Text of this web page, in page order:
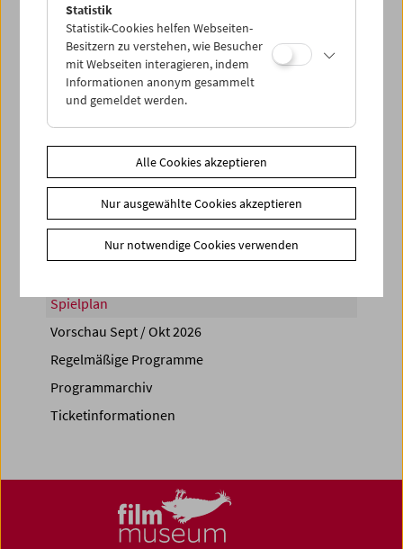
PROGRAMM ÜBERBLICK
Share on
Spielplan
Vorschau Sept / Okt 2026
Regelmäßige Programme
Programmarchiv
Ticketinformationen
Statistik
Statistik-Cookies helfen Webseiten-
Besitzern zu verstehen, wie Besucher
mit Webseiten interagieren, indem
Informationen anonym gesammelt
und gemeldet werden.
Alle Cookies akzeptieren
Nur ausgewählte Cookies akzeptieren
Nur notwendige Cookies verwenden